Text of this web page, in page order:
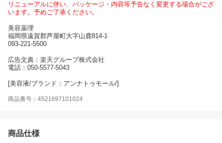
リニューアルに伴い、パッケージ・内容等予告なく変更する場合がござ
います。予めご了承ください。
美容薬理
福岡県遠賀郡芦屋町大字山鹿814-1
093-221-5500
広告文責：楽天グループ株式会社
電話：050-5577-5043
[美容液/ブランド：アンナトゥモール/]
商品番号：4521697101024
商品仕様